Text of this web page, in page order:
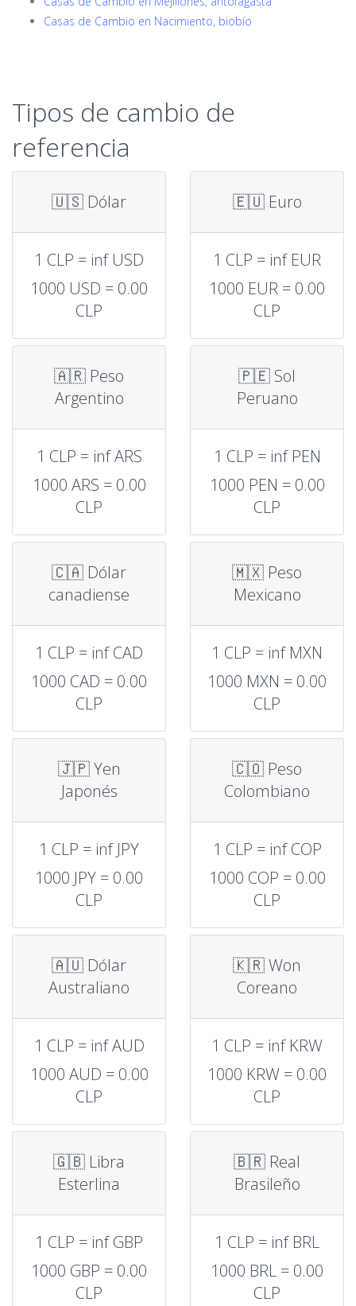
Casas de Cambio en Nacimiento, biobío
Tipos de cambio de
referencia
🇺🇸 Dólar
1 CLP = inf USD
1000 USD = 0.00
CLP
🇪🇺 Euro
1 CLP = inf EUR
1000 EUR = 0.00
CLP
🇦🇷 Peso
Argentino
1 CLP = inf ARS
1000 ARS = 0.00
CLP
🇵🇪 Sol
Peruano
1 CLP = inf PEN
1000 PEN = 0.00
CLP
🇨🇦 Dólar
canadiense
1 CLP = inf CAD
1000 CAD = 0.00
CLP
🇲🇽 Peso
Mexicano
1 CLP = inf MXN
1000 MXN = 0.00
CLP
🇯🇵 Yen
Japonés
1 CLP = inf JPY
1000 JPY = 0.00
CLP
🇨🇴 Peso
Colombiano
1 CLP = inf COP
1000 COP = 0.00
CLP
🇦🇺 Dólar
Australiano
1 CLP = inf AUD
1000 AUD = 0.00
CLP
🇰🇷 Won
Coreano
1 CLP = inf KRW
1000 KRW = 0.00
CLP
🇬🇧 Libra
Esterlina
1 CLP = inf GBP
1000 GBP = 0.00
CLP
🇧🇷 Real
Brasileño
1 CLP = inf BRL
1000 BRL = 0.00
CLP